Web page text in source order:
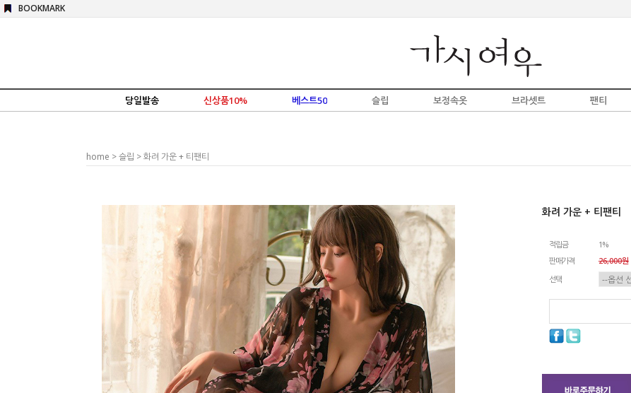
BOOKMARK
당일발송 신상품10% 베스트50 슬립 보정속옷 브라셋트 팬티
home >슬립 > 화려 가운 + 티팬티
화려 가운 + 티팬티
적립금
1%
판매가격
26,000원
선택